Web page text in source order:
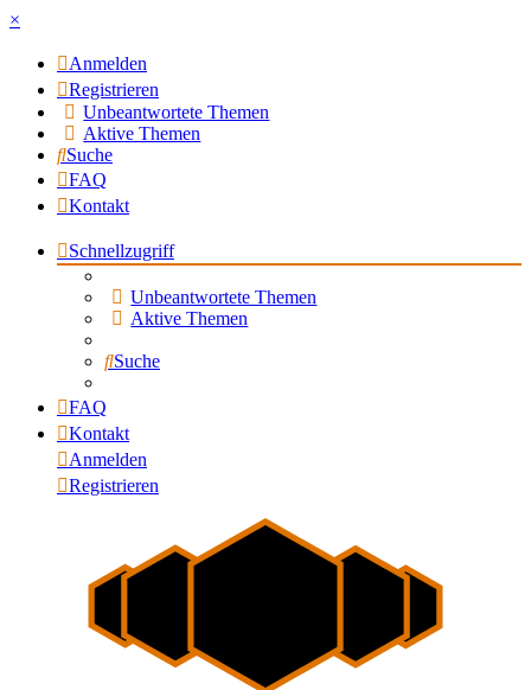
×
Anmelden
Registrieren
Unbeantwortete Themen
Aktive Themen
Suche
FAQ
Kontakt
Schnellzugriff
Unbeantwortete Themen
Aktive Themen
Suche
FAQ
Kontakt
Anmelden
Registrieren